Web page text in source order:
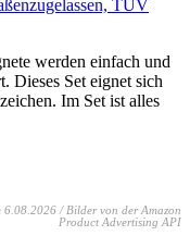
TÜV
werden einfach und
Dieses Set eignet sich
Im Set ist alles
/ Bilder von der Amazon
Product Advertising API